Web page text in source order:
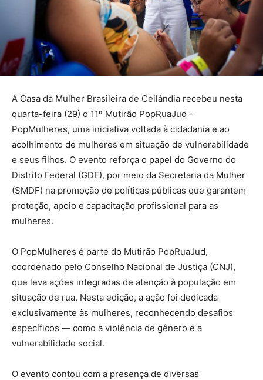
A Casa da Mulher Brasileira de Ceilândia recebeu nesta
quarta-feira (29) o 11º Mutirão PopRuaJud –
PopMulheres, uma iniciativa voltada à cidadania e ao
acolhimento de mulheres em situação de vulnerabilidade
e seus filhos. O evento reforça o papel do Governo do
Distrito Federal (GDF), por meio da Secretaria da Mulher
(SMDF) na promoção de políticas públicas que garantem
proteção, apoio e capacitação profissional para as
mulheres.
O PopMulheres é parte do Mutirão PopRuaJud,
coordenado pelo Conselho Nacional de Justiça (CNJ),
que leva ações integradas de atenção à população em
situação de rua. Nesta edição, a ação foi dedicada
exclusivamente às mulheres, reconhecendo desafios
específicos — como a violência de gênero e a
vulnerabilidade social.
O evento contou com a presença de diversas